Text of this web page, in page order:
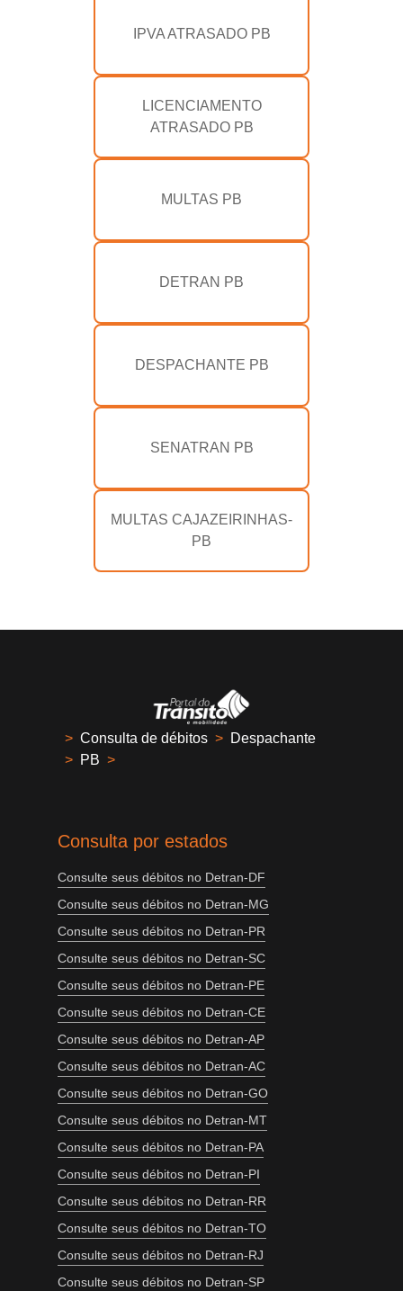
IPVA ATRASADO PB
LICENCIAMENTO
ATRASADO PB
MULTAS PB
DETRAN PB
DESPACHANTE PB
SENATRAN PB
MULTAS CAJAZEIRINHAS-
PB
> Consulta de débitos > Despachante
> PB >
Consulta por estados
Consulte seus débitos no Detran-DF
Consulte seus débitos no Detran-MG
Consulte seus débitos no Detran-PR
Consulte seus débitos no Detran-SC
Consulte seus débitos no Detran-PE
Consulte seus débitos no Detran-CE
Consulte seus débitos no Detran-AP
Consulte seus débitos no Detran-AC
Consulte seus débitos no Detran-GO
Consulte seus débitos no Detran-MT
Consulte seus débitos no Detran-PA
Consulte seus débitos no Detran-PI
Consulte seus débitos no Detran-RR
Consulte seus débitos no Detran-TO
Consulte seus débitos no Detran-RJ
Consulte seus débitos no Detran-SP